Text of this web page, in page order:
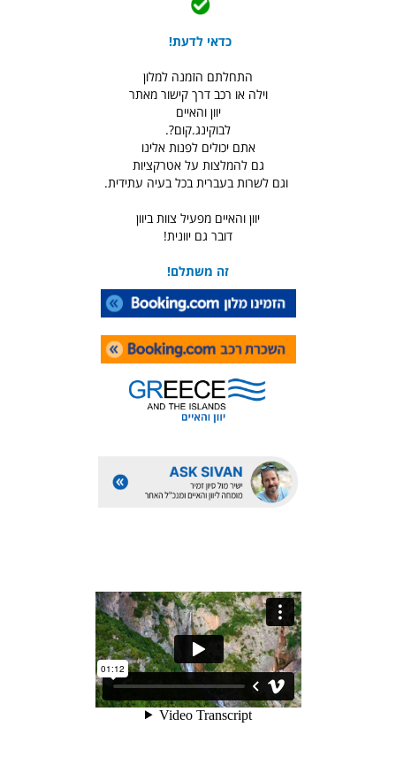
כדאי לדעת!
התחלתם הזמנה למלון
וילה או רכב דרך קישור מאתר
יוון והאיים
לבוקינג.קום?.
אתם יכולים לפנות אלינו
גם להמלצות על אטרקציות
וגם לשרות בעברית בכל בעיה עתידית.
יוון והאיים מפעיל צוות ביוון
דובר גם יוונית!
זה משתלם!